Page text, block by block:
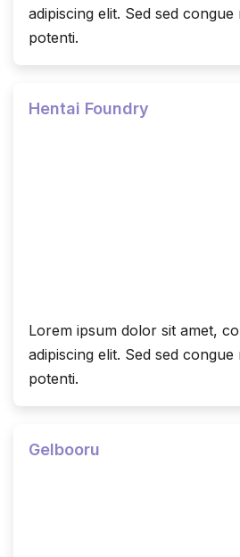
adipiscing elit. Sed sed congue
potenti.
Hentai Foundry
Lorem ipsum dolor sit amet,
adipiscing elit. Sed sed congue
potenti.
Gelbooru